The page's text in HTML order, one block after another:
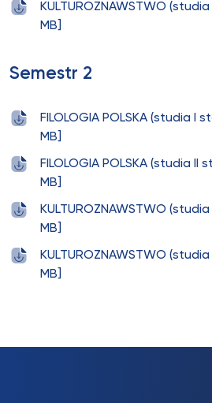
KULTUROZNAWSTWO
MB]
Semestr 2
FILOLOGIA POLSKA (studia I
MB]
FILOLOGIA POLSKA (studia II
MB]
KULTUROZNAWSTWO
MB]
KULTUROZNAWSTWO
MB]